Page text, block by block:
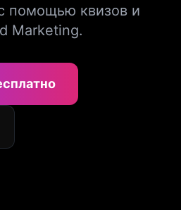
помощью квизов и
Marketing.